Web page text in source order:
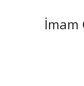
İmam